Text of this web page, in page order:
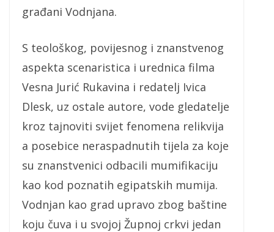
građani Vodnjana.
S teološkog, povijesnog i znanstvenog
aspekta scenaristica i urednica filma
Vesna Jurić Rukavina i redatelj Ivica
Dlesk, uz ostale autore, vode gledatelje
kroz tajnoviti svijet fenomena relikvija
a posebice neraspadnutih tijela za koje
su znanstvenici odbacili mumifikaciju
kao kod poznatih egipatskih mumija.
Vodnjan kao grad upravo zbog baštine
koju čuva i u svojoj Župnoj crkvi jedan